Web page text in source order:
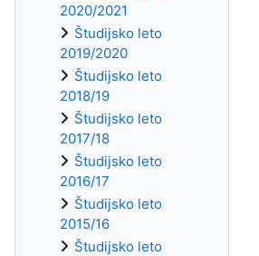
2020/2021
Študijsko leto
2019/2020
Študijsko leto
2018/19
Študijsko leto
2017/18
Študijsko leto
2016/17
Študijsko leto
2015/16
Študijsko leto